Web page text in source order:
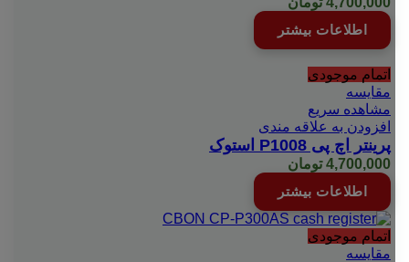
اطلاعات بیشتر
اتمام موجودی
مقایسه
مشاهده سریع
افزودن به علاقه مندی
پرینتر اچ پی P1008 استوک
4,700,000 تومان
اطلاعات بیشتر
اتمام موجودی
مقایسه